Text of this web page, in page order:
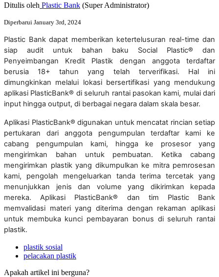
Ditulis oleh Plastic Bank (Super Administrator)
Diperbarui January 3rd, 2024
Plastic Bank dapat memberikan ketertelusuran real-time dan
siap
audit untuk bahan baku Social Plastic®
dan
Penyeimbangan
Kredit Plastik dengan anggota
terdaftar
berusia
18+ tahun yang telah terverifikasi. Hal
ini
dimungkinkan melalui lokasi bersertifikasi yang mendukung
aplikasi PlasticBank® di seluruh rantai pasokan kami, mulai dari
input hingga output, di berbagai negara dalam skala besar.
Aplikasi PlasticBank® digunakan untuk mencatat rincian setiap
pertukaran
dari anggota pengumpulan terdaftar kami
ke
cabang
pengumpulan kami, hingga ke prosesor
yang
mengirimkan
bahan untuk pembuatan. Ketika
cabang
mengirimkan plastik yang dikumpulkan ke mitra pemrosesan
kami, pengolah mengeluarkan tanda terima tercetak yang
menunjukkan
jenis dan volume yang dikirimkan
kepada
mereka. Aplikasi PlasticBank® dan tim Plastic
Bank
memvalidasi materi yang diterima dengan rekaman aplikasi
untuk membuka kunci pembayaran bonus di seluruh rantai
plastik.
plastik sosial
pelacakan plastik
Apakah artikel ini berguna?